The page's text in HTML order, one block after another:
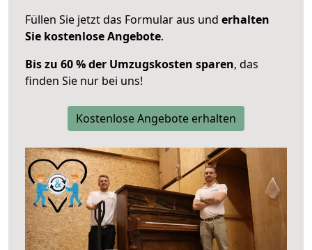
Füllen Sie jetzt das Formular aus und erhalten
Sie kostenlose Angebote.
Bis zu 60 % der Umzugskosten sparen, das
finden Sie nur bei uns!
Kostenlose Angebote erhalten